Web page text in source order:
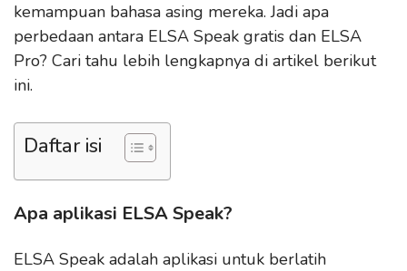
kemampuan bahasa asing mereka. Jadi apa
perbedaan antara ELSA Speak gratis dan ELSA
Pro? Cari tahu lebih lengkapnya di artikel berikut
ini.
Daftar isi
Apa aplikasi ELSA Speak?
ELSA Speak adalah aplikasi untuk berlatih